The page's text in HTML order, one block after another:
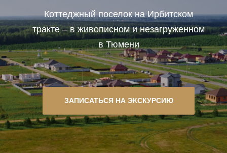
Коттеджный поселок на Ирбитском
тракте – в живописном и незагруженном
в Тюмени
ЗАПИСАТЬСЯ НА ЭКСКУРСИЮ